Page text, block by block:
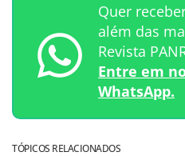
Quer
além das
Revista
Entre em
WhatsApp.
TÓPICOS RELACIONADOS